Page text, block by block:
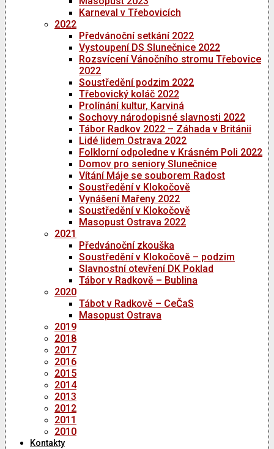
Karneval v Třebovicích
2022
Předvánoční setkání 2022
Vystoupení DS Slunečnice 2022
Rozsvícení Vánočního stromu Třebovice
2022
Soustředění podzim 2022
Třebovický koláč 2022
Prolínání kultur, Karviná
Sochovy národopisné slavnosti 2022
Tábor Radkov 2022 – Záhada v Británii
Lidé lidem Ostrava 2022
Folklorní odpoledne v Krásném Poli 2022
Domov pro seniory Slunečnice
Vítání Máje se souborem Radost
Soustředění v Klokočově
Vynášení Mařeny 2022
Soustředění v Klokočově
Masopust Ostrava 2022
2021
Předvánoční zkouška
Soustředění v Klokočově – podzim
Slavnostní otevření DK Poklad
Tábor v Radkově – Bublina
2020
Tábot v Radkově – CeČaS
Masopust Ostrava
2019
2018
2017
2016
2015
2014
2013
2012
2011
2010
Kontakty